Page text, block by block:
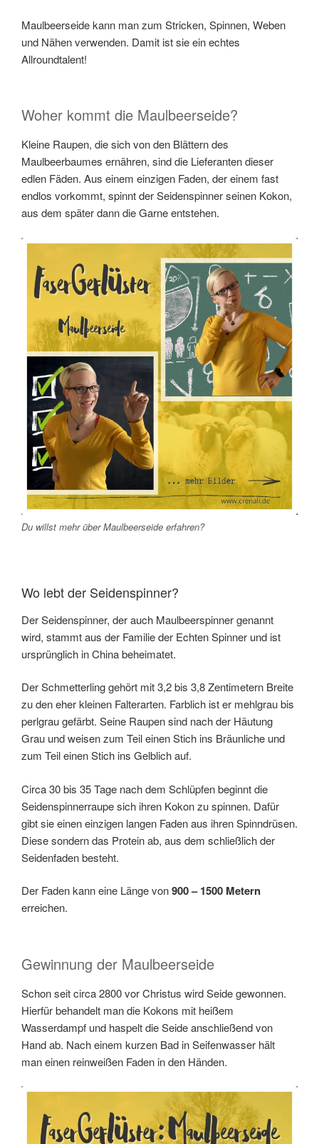
Maulbeerseide kann man zum Stricken, Spinnen, Weben
und Nähen verwenden. Damit ist sie ein echtes
Allroundtalent!
Woher kommt die Maulbeerseide?
Kleine Raupen, die sich von den Blättern des
Maulbeerbaumes ernähren, sind die Lieferanten dieser
edlen Fäden. Aus einem einzigen Faden, der einem fast
endlos vorkommt, spinnt der Seidenspinner seinen Kokon,
aus dem später dann die Garne entstehen.
Du willst mehr über Maulbeerseide erfahren?
Wo lebt der Seidenspinner?
Der Seidenspinner, der auch Maulbeerspinner genannt
wird, stammt aus der Familie der Echten Spinner und ist
ursprünglich in China beheimatet.
Der Schmetterling gehört mit 3,2 bis 3,8 Zentimetern Breite
zu den eher kleinen Falterarten. Farblich ist er mehlgrau bis
perlgrau gefärbt. Seine Raupen sind nach der Häutung
Grau und weisen zum Teil einen Stich ins Bräunliche und
zum Teil einen Stich ins Gelblich auf.
Circa 30 bis 35 Tage nach dem Schlüpfen beginnt die
Seidenspinnerraupe sich ihren Kokon zu spinnen. Dafür
gibt sie einen einzigen langen Faden aus ihren Spinndrüsen.
Diese sondern das Protein ab, aus dem schließlich der
Seidenfaden besteht.
Der Faden kann eine Länge von900 – 1500 Metern
erreichen.
Gewinnung der Maulbeerseide
Schon seit circa 2800 vor Christus wird Seide gewonnen.
Hierfür behandelt man die Kokons mit heißem
Wasserdampf und haspelt die Seide anschließend von
Hand ab. Nach einem kurzen Bad in Seifenwasser hält
man einen reinweißen Faden in den Händen.